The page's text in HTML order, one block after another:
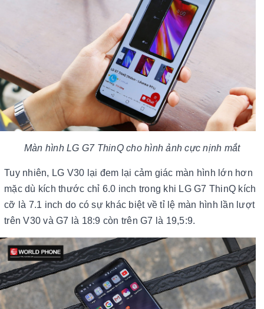
Màn hình LG G7 ThinQ cho hình ảnh cực nịnh mắt
Tuy nhiên, LG V30 lại đem lại cảm giác màn hình lớn hơn
mặc dù kích thước chỉ 6.0 inch trong khi LG G7 ThinQ kích
cỡ là 7.1 inch do có sự khác biệt về tỉ lệ màn hình lần lượt
trên V30 và G7 là 18:9 còn trên G7 là 19,5:9.